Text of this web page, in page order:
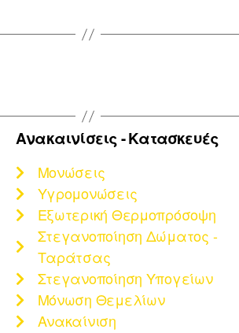
Ανακαινίσεις - Κατασκευές
Μονώσεις
Υγρομονώσεις
Εξωτερική Θερμοπρόσοψη
Στεγανοποίηση Δώματος -
Ταράτσας
Στεγανοποίηση Υπογείων
Μόνωση Θεμελίων
Ανακαίνιση